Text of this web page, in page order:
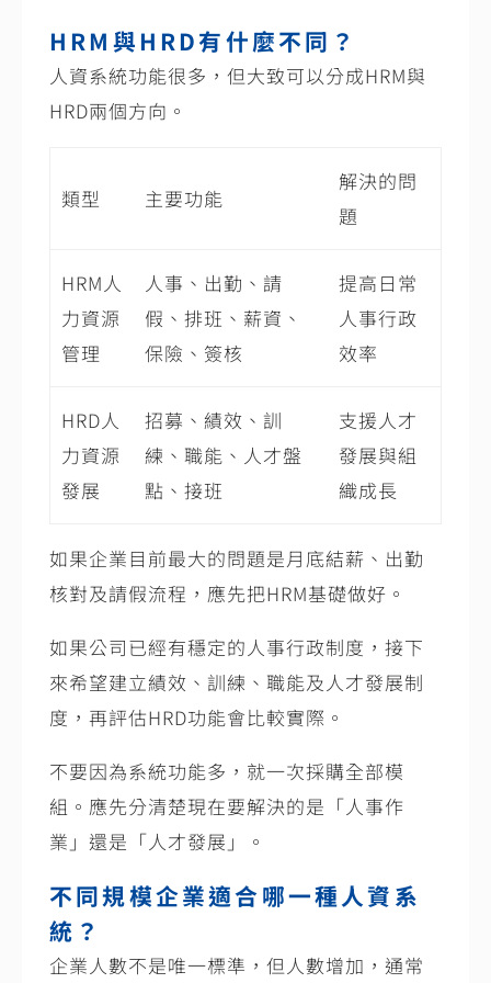
HRM與HRD有什麼不同？
人資系統功能很多，但大致可以分成HRM與
HRD兩個方向。
類型 主要功能
解決的問
題
HRM人
力資源
管理
人事、出勤、請
假、排班、薪資、
保險、簽核
提高日常
人事行政
效率
HRD人
力資源
發展
招募、績效、訓
練、職能、人才盤
點、接班
支援人才
發展與組
織成長
如果企業目前最大的問題是月底結薪、出勤
核對及請假流程，應先把HRM基礎做好。
如果公司已經有穩定的人事行政制度，接下
來希望建立績效、訓練、職能及人才發展制
度，再評估HRD功能會比較實際。
不要因為系統功能多，就一次採購全部模
組。應先分清楚現在要解決的是「人事作
業」還是「人才發展」。
不同規模企業適合哪一種人資系
統？
企業人數不是唯一標準，但人數增加，通常